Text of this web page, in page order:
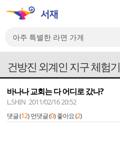
건방진 외계인 지구 체험기
바나나 교회는 다 어디로 갔나?
L.SHIN 2011/02/16 20:52
댓글 (12) 먼댓글 (0) 좋아요 (2)